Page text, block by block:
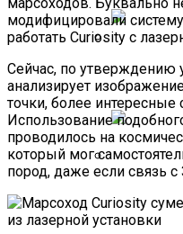
России
Нашел В
Карата
модифицировали
работать Curiosity с
Сейчас, по утверждению
анализирует
точки, более интересные
Использование
проводилось на
который мог
пород, даже если связь